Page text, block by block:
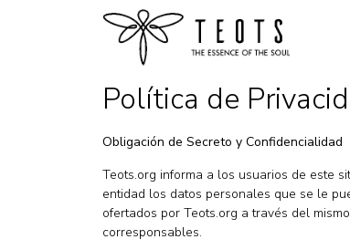
Política de
Obligación de Secreto y Confidencialidad
Teots.org informa a los usuarios de este
entidad los datos personales que se le
ofertados por Teots.org a través del
corresponsables.